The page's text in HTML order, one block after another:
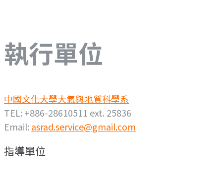
執行單位
中國文化大學大氣與地質科學系
TEL: +886-28610511 ext. 25836
Email: asrad.service@gmail.com
指導單位